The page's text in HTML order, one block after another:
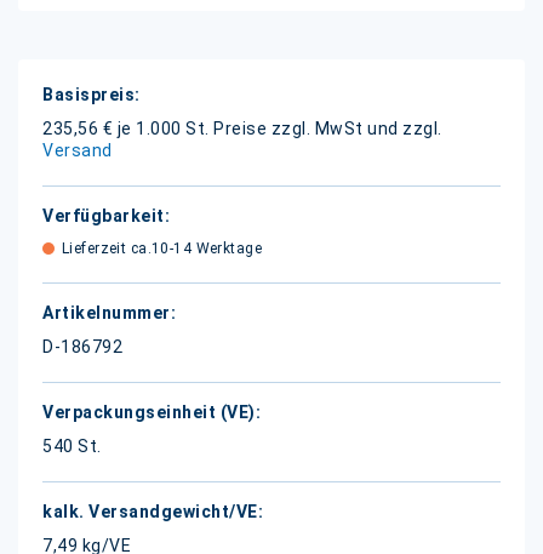
Weitere
Informationen
235,56 € je 1.000 St.
Preise zzgl. MwSt und zzgl.
Versand
Lieferzeit ca.10-14 Werktage
D-186792
540 St.
7,49 kg/VE